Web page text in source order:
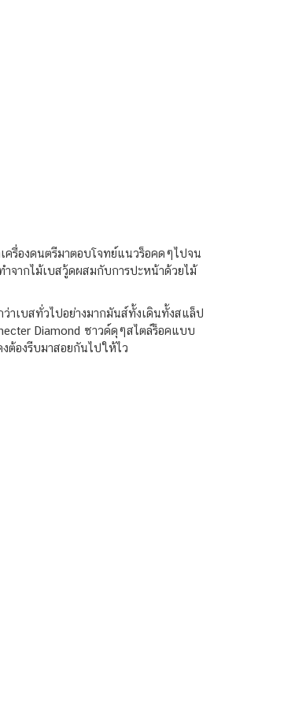
ครื่องดนตรีมาตอบโจทย์แนวร็อคดๆไปจน
จากไม้เบสวู้ดผสมกับการปะหน้าด้วยไม้
าเบสทั่วไปอย่างมากมันส์ทั้งเดินทั้งสแล็ป
Diamond ซาวด์ดุๆสไตล์ร็อคแบบ
ต้องรีบมาสอยกันไปให้ไว